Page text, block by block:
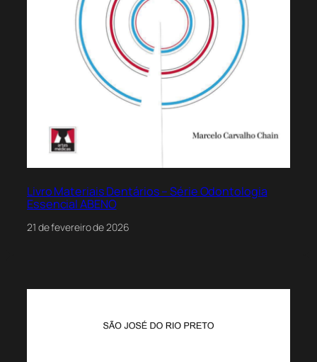
Livro Materiais Dentários – Série Odontologia
Essencial ABENO
21 de fevereiro de 2026